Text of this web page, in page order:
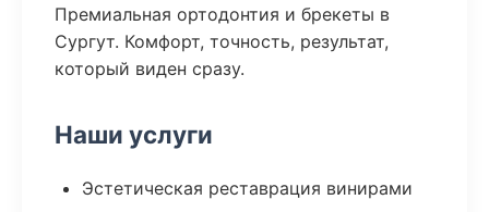
Премиальная ортодонтия и брекеты в
Сургут. Комфорт, точность, результат,
который виден сразу.
Наши услуги
Эстетическая реставрация винирами